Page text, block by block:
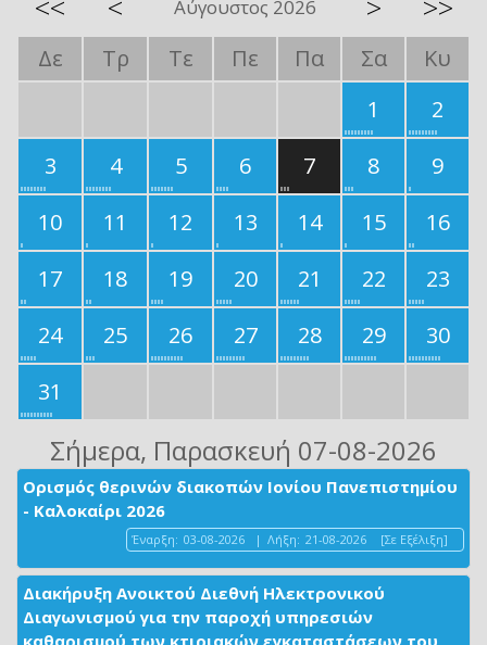
Αύγουστος 2026
Δε Τρ Τε Πε Πα Σα
Κυ
1
2
3
4 5 6 7 8
9
10
11 12 13 14 15
16
17
18 19 20 21 22
23
24
25 26 27 28 29
30
31
Σήμερα, Παρασκευή 07-08-2026
Ορισμός θερινών διακοπών Ιονίου Πανεπιστημίου
- Καλοκαίρι 2026
Έναρξη: 03-08-2026 | Λήξη: 21-08-2026 [Σε Εξέλιξη]
Διακήρυξη Ανοικτού Διεθνή Ηλεκτρονικού
Διαγωνισμού για την παροχή υπηρεσιών